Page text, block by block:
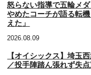
怒らない指導で五輪メ
やめたコーチが語る転
えた」
2026.08.09
【オイシックス】埼玉
／投手陣踏ん張れず失